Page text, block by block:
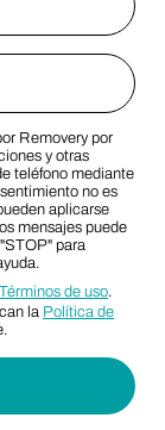
Removery por
y otras
teléfono mediante
no es
aplicarse
mensajes puede
para
Términos de uso.
la Política de